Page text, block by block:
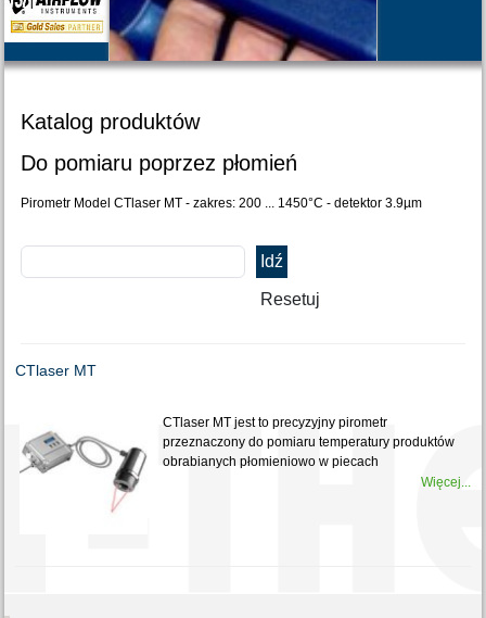
Katalog produktów
Do pomiaru poprzez płomień
Pirometr Model CTlaser MT - zakres: 200 ... 1450°C - detektor 3.9µm
CTlaser MT
CTlaser MT jest to precyzyjny pirometr
przeznaczony do pomiaru temperatury produktów
obrabianych płomieniowo w piecach
Więcej...